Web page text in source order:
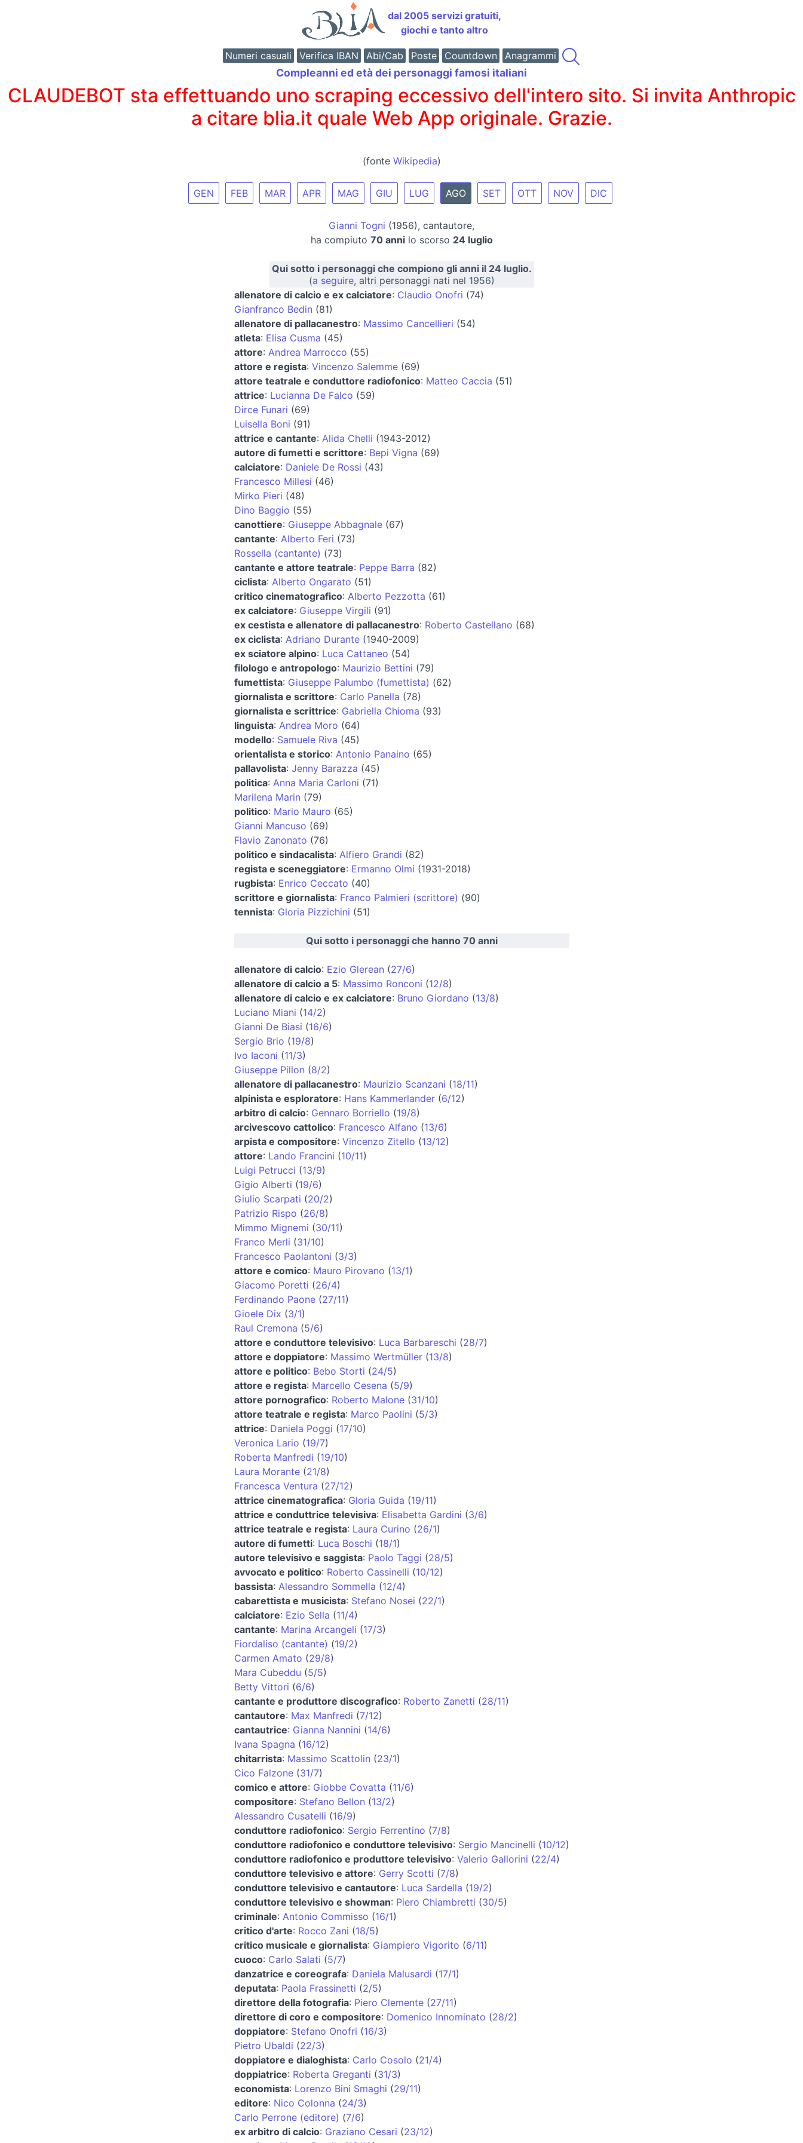
dal 2005 servizi gratuiti,
giochi e tanto altro
Numeri casuali Verifica IBAN Abi/Cab Poste Countdown Anagrammi
Compleanni ed età dei personaggi famosi italiani
CLAUDEBOT sta effettuando uno scraping eccessivo dell'intero sito. Si invita Anthropic
a citare blia.it quale Web App originale. Grazie.
(fonte Wikipedia)
GEN FEB MAR APR MAG GIU LUG AGO SET OTT NOV DIC
Gianni Togni (1956), cantautore,
ha compiuto 70 annilo scorso 24 luglio
Qui sotto i personaggi che compiono gli anni il 24 luglio.
(a seguire, altri personaggi nati nel 1956)
allenatore di calcio e ex calciatore: Claudio Onofri (74)
Gianfranco Bedin (81)
allenatore di pallacanestro: Massimo Cancellieri (54)
atleta: Elisa Cusma (45)
attore: Andrea Marrocco (55)
attore e regista: Vincenzo Salemme(69)
attore teatrale e conduttore radiofonico: Matteo Caccia (51)
attrice: Lucianna De Falco (59)
Dirce Funari (69)
Luisella Boni (91)
attrice e cantante: Alida Chelli (1943-2012)
autore di fumetti e scrittore: Bepi Vigna (69)
calciatore: Daniele De Rossi (43)
Francesco Millesi (46)
Mirko Pieri (48)
Dino Baggio (55)
canottiere: Giuseppe Abbagnale(67)
cantante: Alberto Feri (73)
Rossella (cantante) (73)
cantante e attore teatrale: Peppe Barra (82)
ciclista: Alberto Ongarato (51)
critico cinematografico: Alberto Pezzotta (61)
ex calciatore: Giuseppe Virgili (91)
ex cestista e allenatore di pallacanestro: Roberto Castellano (68)
ex ciclista: Adriano Durante(1940-2009)
ex sciatore alpino: Luca Cattaneo (54)
filologo e antropologo: Maurizio Bettini (79)
fumettista: Giuseppe Palumbo (fumettista) (62)
giornalista e scrittore: Carlo Panella (78)
giornalista e scrittrice: Gabriella Chioma (93)
linguista: Andrea Moro (64)
modello: Samuele Riva (45)
orientalista e storico: Antonio Panaino (65)
pallavolista: Jenny Barazza (45)
politica: Anna Maria Carloni (71)
Marilena Marin (79)
politico: Mario Mauro (65)
Gianni Mancuso (69)
Flavio Zanonato (76)
politico e sindacalista: Alfiero Grandi (82)
regista e sceneggiatore: Ermanno Olmi (1931-2018)
rugbista: Enrico Ceccato (40)
scrittore e giornalista: Franco Palmieri (scrittore) (90)
tennista: Gloria Pizzichini (51)
Qui sotto i personaggi che hanno 70 anni
allenatore di calcio: Ezio Glerean (27/6)
allenatore di calcio a 5: Massimo Ronconi (12/8)
allenatore di calcio e ex calciatore: Bruno Giordano (13/8)
Luciano Miani (14/2)
Gianni De Biasi (16/6)
Sergio Brio (19/8)
Ivo Iaconi (11/3)
Giuseppe Pillon (8/2)
allenatore di pallacanestro: Maurizio Scanzani (18/11)
alpinista e esploratore: Hans Kammerlander(6/12)
arbitro di calcio: Gennaro Borriello (19/8)
arcivescovo cattolico: Francesco Alfano (13/6)
arpista e compositore: Vincenzo Zitello (13/12)
attore: Lando Francini (10/11)
Luigi Petrucci (13/9)
Gigio Alberti (19/6)
Giulio Scarpati (20/2)
Patrizio Rispo (26/8)
Mimmo Mignemi (30/11)
Franco Merli (31/10)
Francesco Paolantoni (3/3)
attore e comico: Mauro Pirovano (13/1)
Giacomo Poretti (26/4)
Ferdinando Paone(27/11)
Gioele Dix (3/1)
Raul Cremona (5/6)
attore e conduttore televisivo: Luca Barbareschi (28/7)
attore e doppiatore: Massimo Wertmüller(13/8)
attore e politico: Bebo Storti (24/5)
attore e regista: Marcello Cesena (5/9)
attore pornografico: Roberto Malone(31/10)
attore teatrale e regista: Marco Paolini (5/3)
attrice: Daniela Poggi (17/10)
Veronica Lario (19/7)
Roberta Manfredi (19/10)
Laura Morante(21/8)
Francesca Ventura (27/12)
attrice cinematografica: Gloria Guida (19/11)
attrice e conduttrice televisiva: Elisabetta Gardini (3/6)
attrice teatrale e regista: Laura Curino (26/1)
autore di fumetti: Luca Boschi (18/1)
autore televisivo e saggista: Paolo Taggi (28/5)
avvocato e politico: Roberto Cassinelli (10/12)
bassista: Alessandro Sommella (12/4)
cabarettista e musicista: Stefano Nosei (22/1)
calciatore: Ezio Sella (11/4)
cantante: Marina Arcangeli (17/3)
Fiordaliso (cantante) (19/2)
Carmen Amato (29/8)
Mara Cubeddu (5/5)
Betty Vittori (6/6)
cantante e produttore discografico: Roberto Zanetti (28/11)
cantautore: Max Manfredi (7/12)
cantautrice: Gianna Nannini (14/6)
Ivana Spagna (16/12)
chitarrista: Massimo Scattolin (23/1)
Cico Falzone(31/7)
comico e attore: Giobbe Covatta (11/6)
compositore: Stefano Bellon (13/2)
Alessandro Cusatelli (16/9)
conduttore radiofonico: Sergio Ferrentino (7/8)
conduttore radiofonico e conduttore televisivo: Sergio Mancinelli (10/12)
conduttore radiofonico e produttore televisivo: Valerio Gallorini (22/4)
conduttore televisivo e attore: Gerry Scotti (7/8)
conduttore televisivo e cantautore: Luca Sardella (19/2)
conduttore televisivo e showman: Piero Chiambretti (30/5)
criminale: Antonio Commisso (16/1)
critico d'arte: Rocco Zani (18/5)
critico musicale e giornalista: Giampiero Vigorito (6/11)
cuoco: Carlo Salati (5/7)
danzatrice e coreografa: Daniela Malusardi (17/1)
deputata: Paola Frassinetti (2/5)
direttore della fotografia: Piero Clemente(27/11)
direttore di coro e compositore: Domenico Innominato (28/2)
doppiatore: Stefano Onofri (16/3)
Pietro Ubaldi (22/3)
doppiatore e dialoghista: Carlo Cosolo (21/4)
doppiatrice: Roberta Greganti (31/3)
economista: Lorenzo Bini Smaghi (29/11)
editore: Nico Colonna (24/3)
Carlo Perrone (editore) (7/6)
ex arbitro di calcio: Graziano Cesari (23/12)